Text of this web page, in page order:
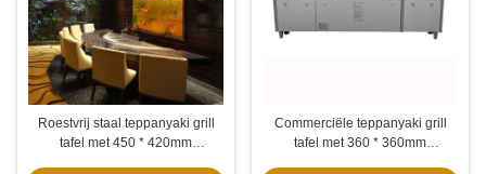
Roestvrij staal teppanyaki grill
tafel met 450 * 420mm
Commerciële teppanyaki grill
tafel met 360 * 360mm